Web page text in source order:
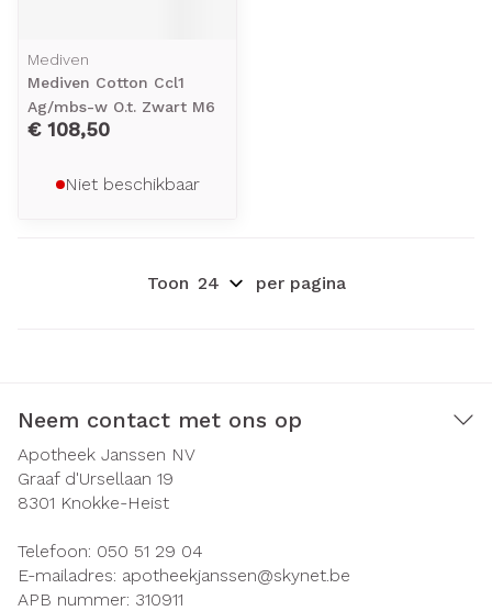
Mediven
Mediven Cotton Ccl1
Ag/mbs-w O.t. Zwart M6
€ 108,50
Niet beschikbaar
Toon per pagina
Neem contact met ons op
Apotheek Janssen NV
Graaf d'Ursellaan 19
8301 Knokke-Heist
Telefoon: 050 51 29 04
E-mailadres: apotheekjanssen@skynet.be
APB nummer: 310911